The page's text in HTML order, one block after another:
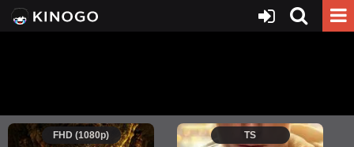
FHD (1080p) TS